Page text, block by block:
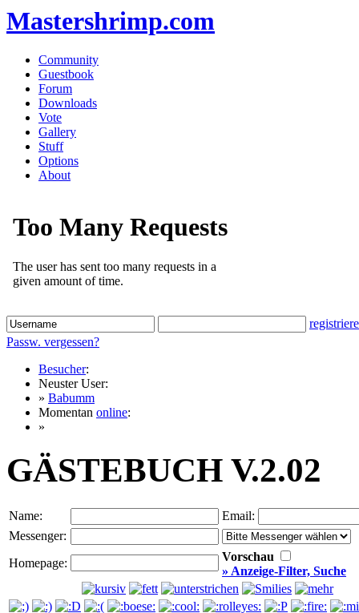
Mastershrimp.com
Community
Guestbook
Forum
Downloads
Vote
Gallery
Stuff
Options
About
Passw. vergessen?
Besucher:
Neuster User:
» Babumm
Momentan online:
»
GÄSTEBUCH V.2.02
Name:
Email:
Messenger:
Homepage:
Vorschau
» Anzeige-Filter, Suche